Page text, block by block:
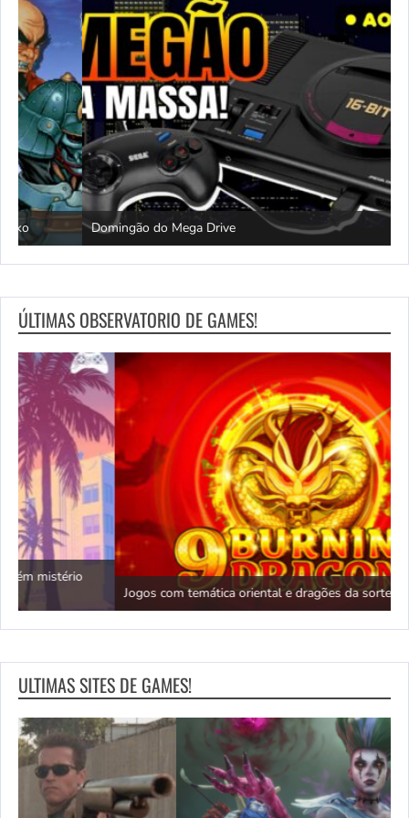
Domingão do Mega Drive
ÚLTIMAS OBSERVATORIO DE GAMES!
Jogos com temática oriental e dragões da sorte
ULTIMAS SITES DE GAMES!